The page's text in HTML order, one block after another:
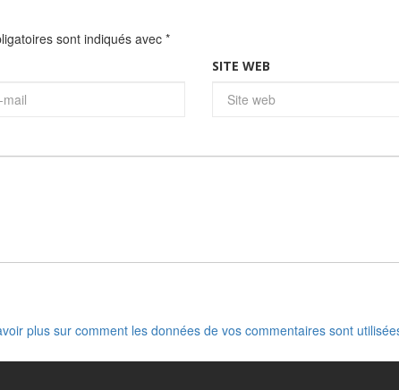
sont indiqués avec*
SITE WEB
plus sur comment les données de vos commentaires sont